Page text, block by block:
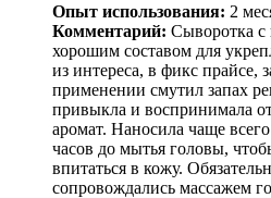
Опыт использования: 2
Комментарий: Сыворотка с
хорошим составом для
из интереса, в фикс прайсе,
применении смутил запах
привыкла и воспринимала
аромат. Наносила чаще
часов до мытья головы,
впитаться в кожу.
сопровождались массажем